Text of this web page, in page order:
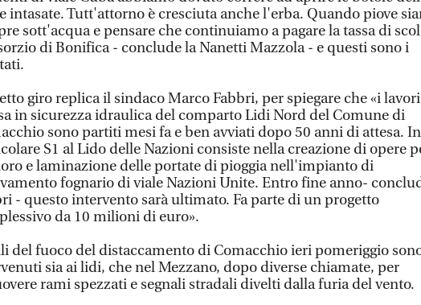
intasate. Tutt'attorno è cresciuta anche l'erba. Quando piove
sott'acqua e pensare che continuiamo a pagare la tassa di
di Bonifica - conclude la Nanetti Mazzola - e questi sono i
giro replica il sindaco Marco Fabbri, per spiegare che «i
in sicurezza idraulica del comparto Lidi Nord del Comune di
sono partiti mesi fa e ben avviati dopo 50 anni di attesa. In
S1 al Lido delle Nazioni consiste nella creazione di opere
e laminazione delle portate di pioggia nell'impianto di
fognario di viale Nazioni Unite. Entro fine anno-
- questo intervento sarà ultimato. Fa parte di un progetto
da 10 milioni di euro».
del fuoco del distaccamento di Comacchio ieri pomeriggio
sia ai lidi, che nel Mezzano, dopo diverse chiamate, per
rami spezzati e segnali stradali divelti dalla furia del vento.